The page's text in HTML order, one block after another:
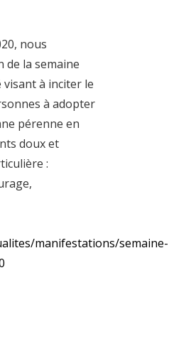
nous
de la semaine
à inciter le
à adopter
pérenne en
doux et
:
manifestations/semaine-